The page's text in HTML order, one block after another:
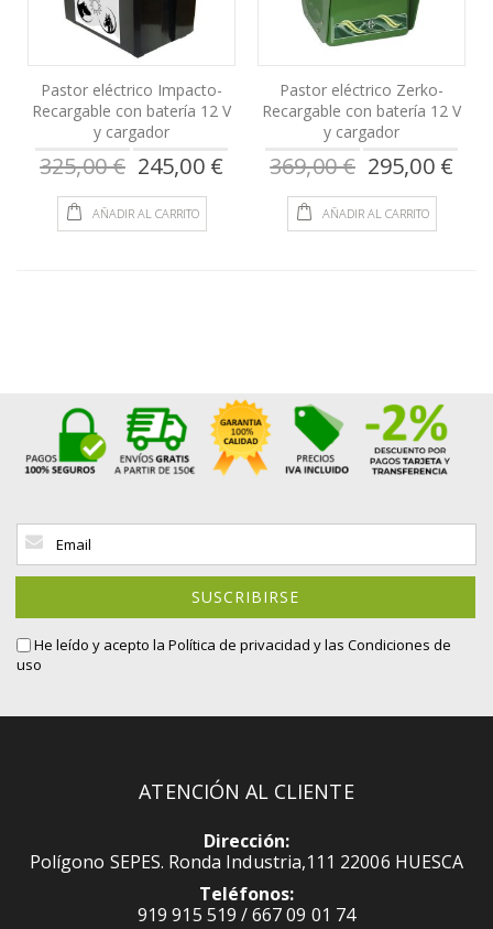
Pastor eléctrico Impacto-
Recargable con batería 12 V
y cargador
325,00 €
Precio
especial
245,00 €
AÑADIR AL CARRITO
Pastor eléctrico Zerko-
Recargable con batería 12 V
y cargador
369,00 €
Precio
especial
295,00 €
AÑADIR AL CARRITO
Inscríbase
nuestro
SUSCRIBIRSE
He leído y acepto la Política de privacidad y las Condiciones de
uso
ATENCIÓN AL CLIENTE
Dirección:
Polígono SEPES. Ronda Industria,111 22006 HUESCA
Teléfonos:
919 915 519 / 667 09 01 74